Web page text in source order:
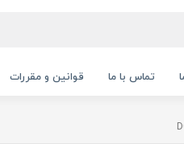
تماس با ما قوانین و مقررات